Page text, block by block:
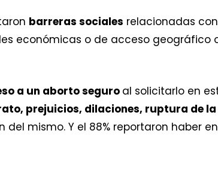
barreras sociales relacionadas
económicas o de acceso geográfico
a un aborto seguro al solicitarlo en
prejuicios, dilaciones, ruptura de
del mismo. Y el 88% reportaron haber